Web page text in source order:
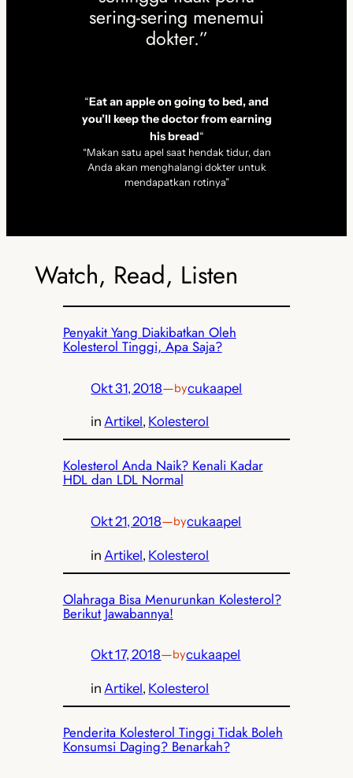
sering-sering menemui
dokter.”
“Eat an apple on going to bed, and
you’ll keep the doctor from earning
his bread“
“Makan satu apel saat hendak tidur, dan
Anda akan menghalangi dokter untuk
mendapatkan rotinya”
Watch, Read, Listen
Penyakit Yang Diakibatkan Oleh
Kolesterol Tinggi, Apa Saja?
Okt 31, 2018—bycukaapel
inArtikel, Kolesterol
Kolesterol Anda Naik? Kenali Kadar
HDL dan LDL Normal
Okt 21, 2018—bycukaapel
in Artikel, Kolesterol
Olahraga Bisa Menurunkan Kolesterol?
Berikut Jawabannya!
Okt 17, 2018—bycukaapel
inArtikel, Kolesterol
Penderita Kolesterol Tinggi Tidak Boleh
Konsumsi Daging? Benarkah?